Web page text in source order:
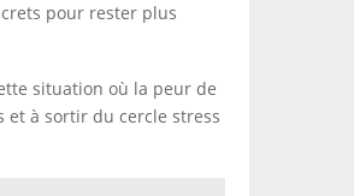
pour rester plus
situation où la peur de
et à sortir du cercle stress